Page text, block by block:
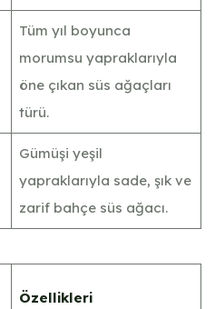
Tüm yıl boyunca
morumsu yapraklarıyla
öne çıkan süs ağaçları
türü.
Gümüşi yeşil
yapraklarıyla sade, şık ve
zarif bahçe süs ağacı.
Özellikleri